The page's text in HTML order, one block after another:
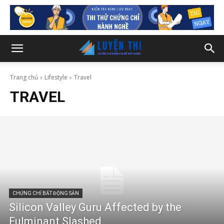
Trang chủ Lifestyle Travel
TRAVEL
CHỨNG CHỈ BẤT ĐỘNG SẢN
Silicon Valley Guru Affected by the
Fulminant Slashed